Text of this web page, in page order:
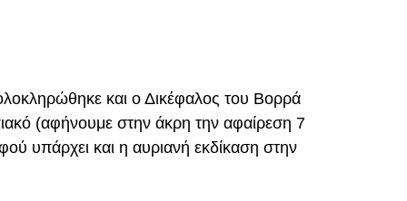
στο 87′. Ο Ζίβκοβιτς εκτέλεσε κόρνερ και ο
τη μπάλα στο βάθος της εστίας του
και ο Δικέφαλος του Βορρά
(αφήνουμε στην άκρη την αφαίρεση 7
υπάρχει και η αυριανή εκδίκαση στην